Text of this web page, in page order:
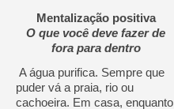
Mentalização positiva
O que você deve fazer de
fora para dentro
A água purifica. Sempre que
puder vá a praia, rio ou
cachoeira. Em casa, enquanto